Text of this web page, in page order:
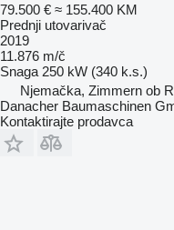
79.500 € ≈ 155.400 KM
Prednji utovarivač
2019
11.876 m/č
Snaga 250 kW (340 k.s.)
Njemačka, Zimmern ob
Danacher Baumaschinen
Kontaktirajte prodavca